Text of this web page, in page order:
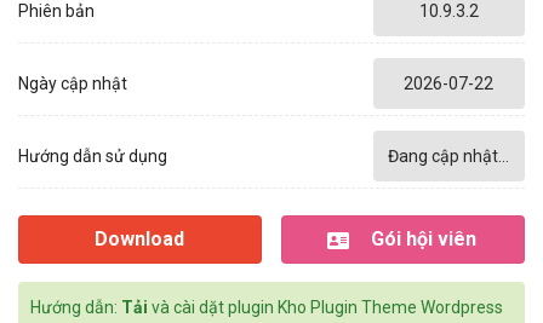
Phiên bản 10.9.3.2
Ngày cập nhật 2026-07-22
Hướng dẫn sử dụng Đang cập nhật...
Download Gói hội viên
Hướng dẫn: Tải và cài dặt plugin Kho Plugin Theme Wordpress